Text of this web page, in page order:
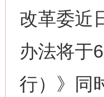
改革委近
办法将于
行）》同